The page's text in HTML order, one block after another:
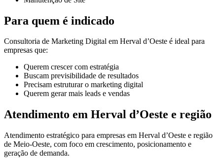
Para quem é indicado
Consultoria de Marketing Digital em Herval d’Oeste é ideal para
empresas que:
Querem crescer com estratégia
Buscam previsibilidade de resultados
Precisam estruturar o marketing digital
Querem gerar mais leads e vendas
Atendimento em Herval d’Oeste e região
Atendimento estratégico para empresas em Herval d’Oeste e região
de Meio-Oeste, com foco em crescimento, posicionamento e
geração de demanda.